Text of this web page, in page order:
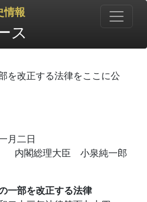
情報
ス
を改正する法律をここに公
月二日
内閣総理大臣 小泉純一郎
一部を改正する法律